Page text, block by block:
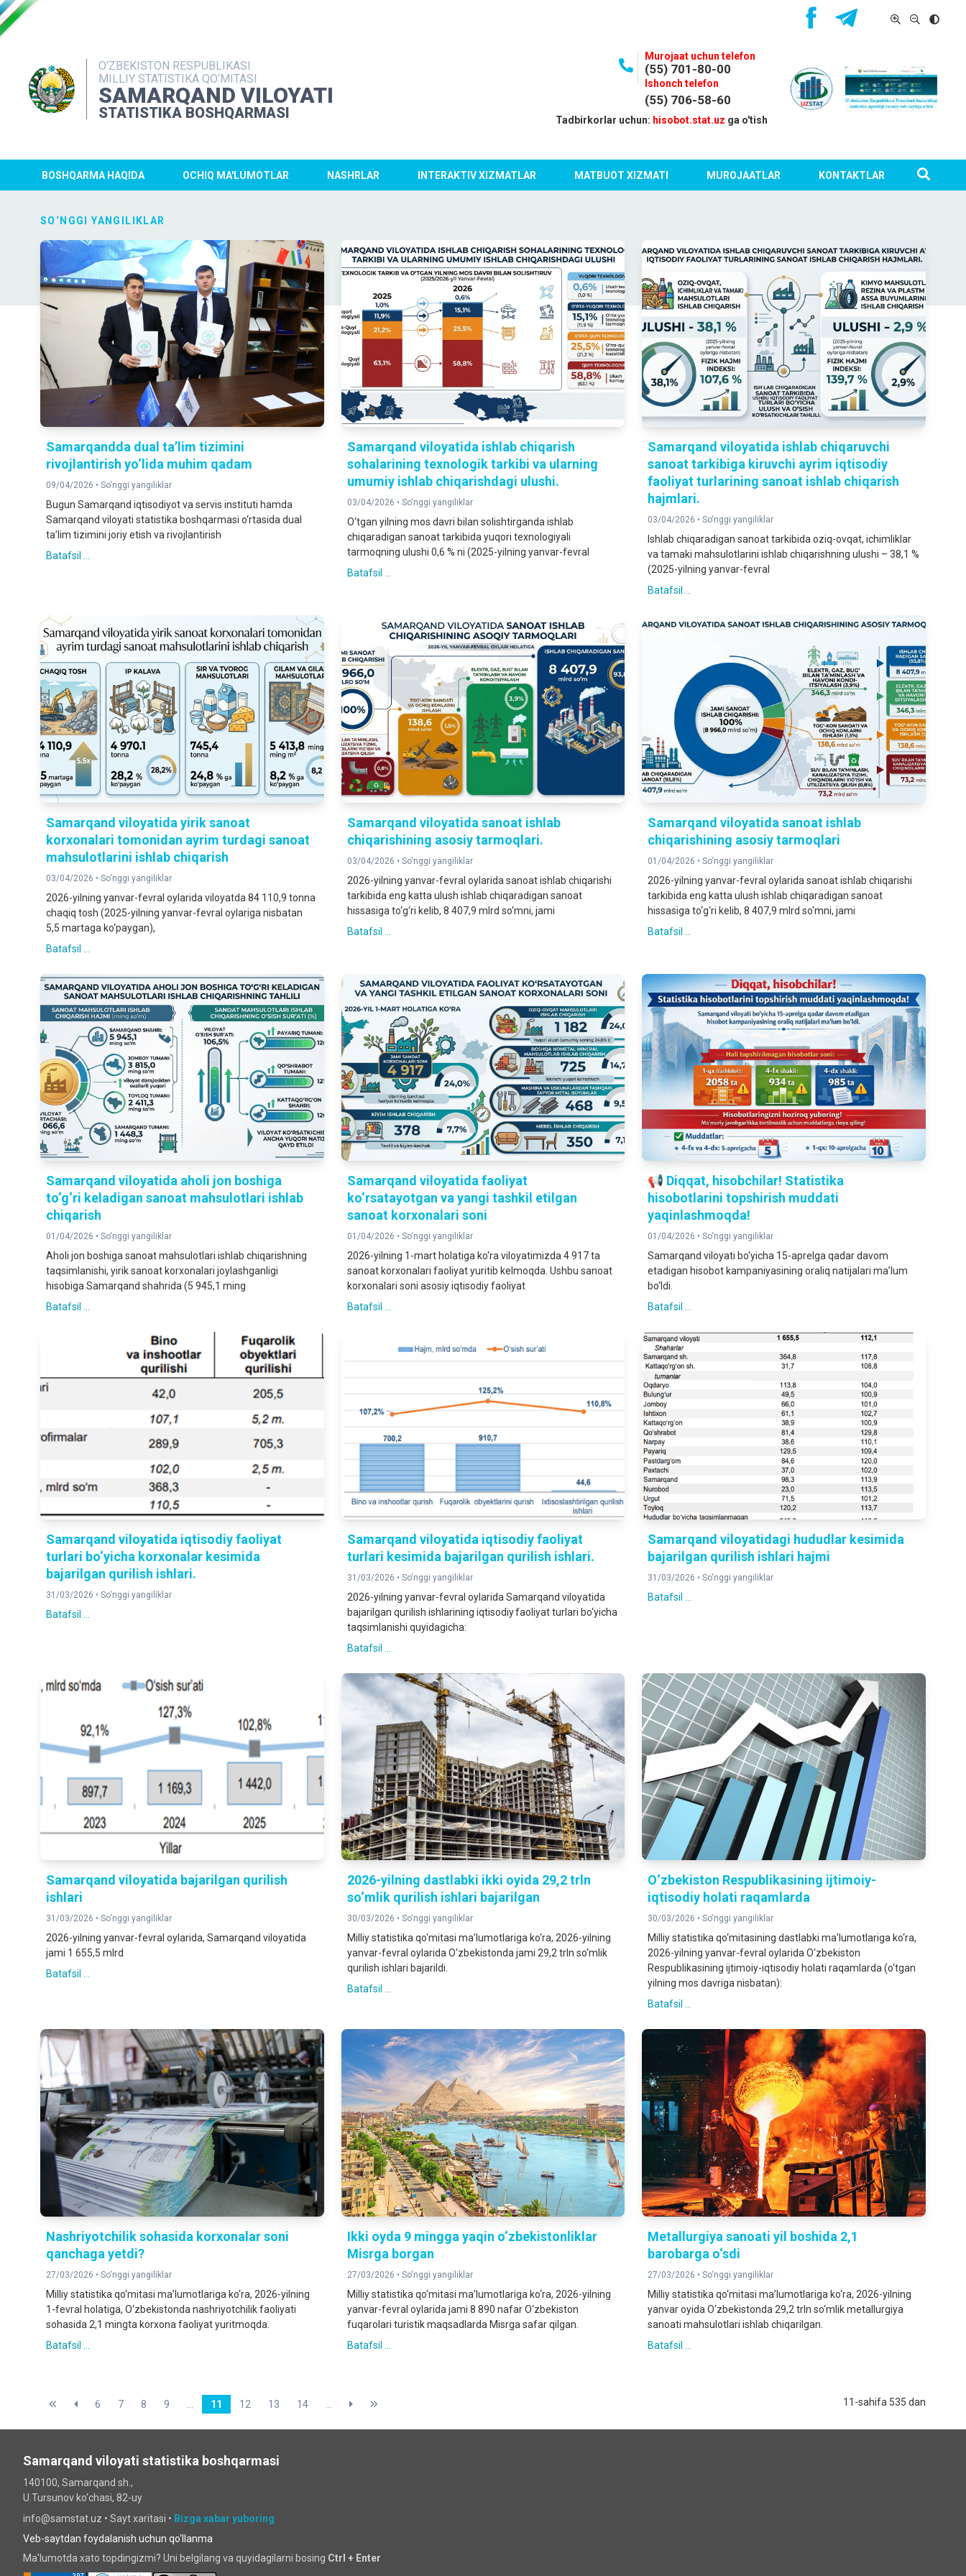
O‘ZBEKISTON RESPUBLIKASI
MILLIY STATISTIKA QO‘MITASI
SAMARQAND VILOYATI
STATISTIKA BOSHQARMASI
Murojaat uchun telefon
(55) 701-80-00
Ishonch telefon
(55) 706-58-60
Tadbirkorlar uchun: hisobot.stat.uz ga o'tish
BOSHQARMA HAQIDA OCHIQ MA'LUMOTLAR NASHRLAR INTERAKTIV XIZMATLAR MATBUOT XIZMATI MUROJAATLAR KONTAKTLAR
SO‘NGGI YANGILIKLAR
Samarqandda dual ta’lim tizimini
rivojlantirish yo‘lida muhim qadam
09/04/2026 • So‘nggi yangiliklar
Bugun Samarqand iqtisodiyot va servis instituti hamda
Samarqand viloyati statistika boshqarmasi o‘rtasida dual
ta’lim tizimini joriy etish va rivojlantirish
Batafsil ...
Samarqand viloyatida ishlab chiqarish
sohalarining texnologik tarkibi va ularning
umumiy ishlab chiqarishdagi ulushi.
03/04/2026 • So‘nggi yangiliklar
O‘tgan yilning mos davri bilan solishtirganda ishlab
chiqaradigan sanoat tarkibida yuqori texnologiyali
tarmoqning ulushi 0,6 % ni (2025-yilning yanvar-fevral
Batafsil ...
Samarqand viloyatida ishlab chiqaruvchi
sanoat tarkibiga kiruvchi ayrim iqtisodiy
faoliyat turlarining sanoat ishlab chiqarish
hajmlari.
03/04/2026 •So‘nggi yangiliklar
Ishlab chiqaradigan sanoat tarkibida oziq-ovqat, ichimliklar
va tamaki mahsulotlarini ishlab chiqarishning ulushi – 38,1 %
(2025-yilning yanvar-fevral
Batafsil ...
Samarqand viloyatida yirik sanoat
korxonalari tomonidan ayrim turdagi sanoat
mahsulotlarini ishlab chiqarish
03/04/2026 • So‘nggi yangiliklar
2026-yilning yanvar-fevral oylarida viloyatda 84 110,9 tonna
chaqiq tosh (2025-yilning yanvar-fevral oylariga nisbatan
5,5 martaga ko‘paygan),
Batafsil ...
Samarqand viloyatida sanoat ishlab
chiqarishining asosiy tarmoqlari.
03/04/2026 • So‘nggi yangiliklar
2026-yilning yanvar-fevral oylarida sanoat ishlab chiqarishi
tarkibida eng katta ulush ishlab chiqaradigan sanoat
hissasiga to‘g‘ri kelib, 8 407,9 mlrd so‘mni, jami
Batafsil ...
Samarqand viloyatida sanoat ishlab
chiqarishining asosiy tarmoqlari
01/04/2026 •So‘nggi yangiliklar
2026-yilning yanvar-fevral oylarida sanoat ishlab chiqarishi
tarkibida eng katta ulush ishlab chiqaradigan sanoat
hissasiga to‘g‘ri kelib, 8 407,9 mlrd so‘mni, jami
Batafsil ...
Samarqand viloyatida aholi jon boshiga
to‘g‘ri keladigan sanoat mahsulotlari ishlab
chiqarish
01/04/2026 • So‘nggi yangiliklar
Aholi jon boshiga sanoat mahsulotlari ishlab chiqarishning
taqsimlanishi, yirik sanoat korxonalari joylashganligi
hisobiga Samarqand shahrida (5 945,1 ming
Batafsil ...
Samarqand viloyatida faoliyat
ko‘rsatayotgan va yangi tashkil etilgan
sanoat korxonalari soni
01/04/2026 • So‘nggi yangiliklar
2026-yilning 1-mart holatiga ko‘ra viloyatimizda 4 917 ta
sanoat korxonalari faoliyat yuritib kelmoqda. Ushbu sanoat
korxonalari soni asosiy iqtisodiy faoliyat
Batafsil ...
📢 Diqqat, hisobchilar! Statistika
hisobotlarini topshirish muddati
yaqinlashmoqda!
01/04/2026 •So‘nggi yangiliklar
Samarqand viloyati bo‘yicha 15-aprelga qadar davom
etadigan hisobot kampaniyasining oraliq natijalari ma’lum
bo‘ldi.
Batafsil ...
Samarqand viloyatida iqtisodiy faoliyat
turlari bo‘yicha korxonalar kesimida
bajarilgan qurilish ishlari.
31/03/2026 • So‘nggi yangiliklar
Batafsil ...
Samarqand viloyatida iqtisodiy faoliyat
turlari kesimida bajarilgan qurilish ishlari.
31/03/2026 • So‘nggi yangiliklar
2026-yilning yanvar-fevral oylarida Samarqand viloyatida
bajarilgan qurilish ishlarining iqtisodiy faoliyat turlari bo‘yicha
taqsimlanishi quyidagicha:
Batafsil ...
Samarqand viloyatidagi hududlar kesimida
bajarilgan qurilish ishlari hajmi
31/03/2026 •So‘nggi yangiliklar
Batafsil ...
Samarqand viloyatida bajarilgan qurilish
ishlari
31/03/2026 • So‘nggi yangiliklar
2026-yilning yanvar-fevral oylarida, Samarqand viloyatida
jami 1 655,5 mlrd
Batafsil ...
2026-yilning dastlabki ikki oyida 29,2 trln
so‘mlik qurilish ishlari bajarilgan
30/03/2026 • So‘nggi yangiliklar
Milliy statistika qo‘mitasi ma’lumotlariga ko‘ra, 2026-yilning
yanvar-fevral oylarida O‘zbekistonda jami 29,2 trln so‘mlik
qurilish ishlari bajarildi.
Batafsil ...
O‘zbekiston Respublikasining ijtimoiy-
iqtisodiy holati raqamlarda
30/03/2026 •So‘nggi yangiliklar
Milliy statistika qo‘mitasining dastlabki ma’lumotlariga ko‘ra,
2026-yilning yanvar-fevral oylarida O‘zbekiston
Respublikasining ijtimoiy-iqtisodiy holati raqamlarda (o‘tgan
yilning mos davriga nisbatan):
Batafsil ...
Nashriyotchilik sohasida korxonalar soni
qanchaga yetdi?
27/03/2026 • So‘nggi yangiliklar
Milliy statistika qo‘mitasi ma’lumotlariga ko‘ra, 2026-yilning
1-fevral holatiga, O‘zbekistonda nashriyotchilik faoliyati
sohasida 2,1 mingta korxona faoliyat yuritmoqda.
Batafsil ...
Ikki oyda 9 mingga yaqin o‘zbekistonliklar
Misrga borgan
27/03/2026 • So‘nggi yangiliklar
Milliy statistika qo‘mitasi ma’lumotlariga ko‘ra, 2026-yilning
yanvar-fevral oylarida jami 8 890 nafar O‘zbekiston
fuqarolari turistik maqsadlarda Misrga safar qilgan.
Batafsil ...
Metallurgiya sanoati yil boshida 2,1
barobarga o‘sdi
27/03/2026 •So‘nggi yangiliklar
Milliy statistika qo‘mitasi ma’lumotlariga ko‘ra, 2026-yilning
yanvar oyida O‘zbekistonda 29,2 trln so‘mlik metallurgiya
sanoati mahsulotlari ishlab chiqarilgan.
Batafsil ...
11-sahifa 535 dan
6 7 8 9 11 12 13 14
Samarqand viloyati statistika boshqarmasi
140100, Samarqand sh.,
U.Tursunov ko‘chаsi, 82-uy
info@samstat.uz • Sayt xaritasi • Bizga xabar yuboring
Veb-saytdan foydalanish uchun qo‘llanma
Ma'lumotda xato topdingizmi? Uni belgilang va quyidagilarni bosing Ctrl + Enter